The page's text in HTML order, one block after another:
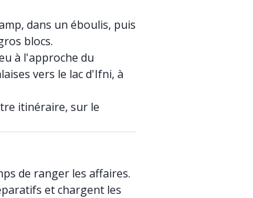
dans un éboulis, puis
blocs.
à l'approche du
vers le lac d'Ifni, à
itinéraire, sur le
de ranger les affaires.
et chargent les